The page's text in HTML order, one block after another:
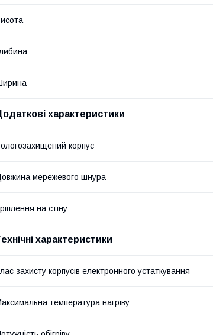
характеристики
корпус
мережевого шнура
на стіну
характеристики
захисту корпусів електронного устаткування
температура нагріву